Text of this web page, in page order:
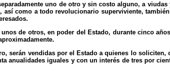
uno de otro y sin costo alguno, a
como a todo revolucionario superviviente,
de otros, en poder del Estado, durante cinco
serán vendidas por el Estado a quienes lo
anualidades iguales y con un interés de tres por